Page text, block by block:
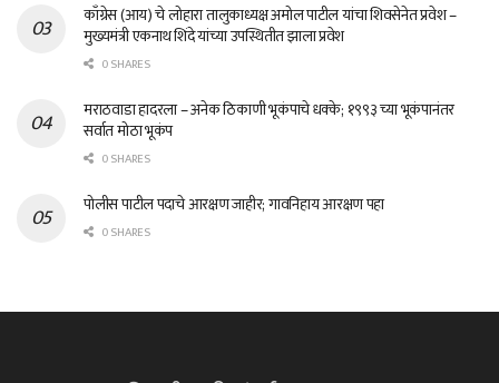
काँग्रेस (आय) चे लोहारा तालुकाध्यक्ष अमोल पाटील यांचा शिवसेनेत प्रवेश –
मुख्यमंत्री एकनाथ शिंदे यांच्या उपस्थितीत झाला प्रवेश
0 SHARES
मराठवाडा हादरला – अनेक ठिकाणी भूकंपाचे धक्के; १९९३ च्या भूकंपानंतर
सर्वात मोठा भूकंप
0 SHARES
पोलीस पाटील पदाचे आरक्षण जाहीर; गावनिहाय आरक्षण पहा
0 SHARES